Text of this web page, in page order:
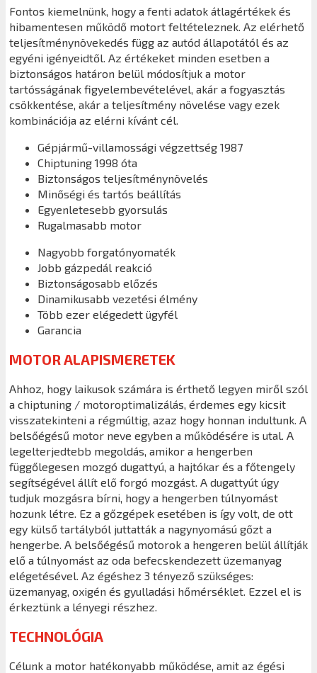
Fontos kiemelnünk, hogy a fenti adatok átlagértékek és
hibamentesen működő motort feltételeznek. Az elérhető
teljesítménynövekedés függ az autód állapotától és az
egyéni igényeidtől. Az értékeket minden esetben a
biztonságos határon belül módosítjuk a motor
tartósságának figyelembevételével, akár a fogyasztás
csökkentése, akár a teljesítmény növelése vagy ezek
kombinációja az elérni kívánt cél.
Gépjármű-villamossági végzettség 1987
Chiptuning 1998 óta
Biztonságos teljesítménynövelés
Minőségi és tartós beállítás
Egyenletesebb gyorsulás
Rugalmasabb motor
Nagyobb forgatónyomaték
Jobb gázpedál reakció
Biztonságosabb előzés
Dinamikusabb vezetési élmény
Több ezer elégedett ügyfél
Garancia
MOTOR ALAPISMERETEK
Ahhoz, hogy laikusok számára is érthető legyen miről szól
a chiptuning / motoroptimalizálás, érdemes egy kicsit
visszatekinteni a régmúltig, azaz hogy honnan indultunk. A
belsőégésű motor neve egyben a működésére is utal. A
legelterjedtebb megoldás, amikor a hengerben
függőlegesen mozgó dugattyú, a hajtókar és a főtengely
segítségével állít elő forgó mozgást. A dugattyút úgy
tudjuk mozgásra bírni, hogy a hengerben túlnyomást
hozunk létre. Ez a gőzgépek esetében is így volt, de ott
egy külső tartályból juttatták a nagynyomású gőzt a
hengerbe. A belsőégésű motorok a hengeren belül állítják
elő a túlnyomást az oda befecskendezett üzemanyag
elégetésével. Az égéshez 3 tényező szükséges:
üzemanyag, oxigén és gyulladási hőmérséklet. Ezzel el is
érkeztünk a lényegi részhez.
TECHNOLÓGIA
Célunk a motor hatékonyabb működése, amit az égési